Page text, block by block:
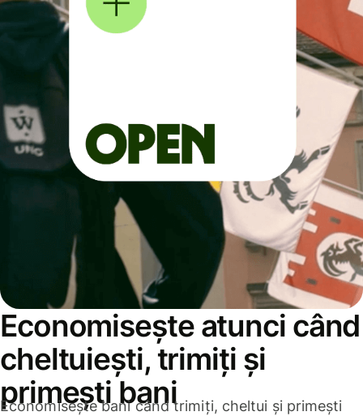
Economisește atunci când
cheltuiești, trimiți și
primești bani
Economisește bani când trimiți, cheltui și primești